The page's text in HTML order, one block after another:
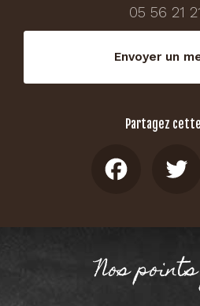
05 56 21
Envoyer un
Partagez
Nos